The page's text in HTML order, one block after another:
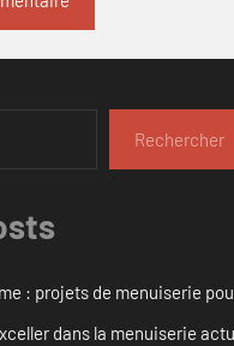
Rechercher
: projets de menuiserie
dans la menuiserie